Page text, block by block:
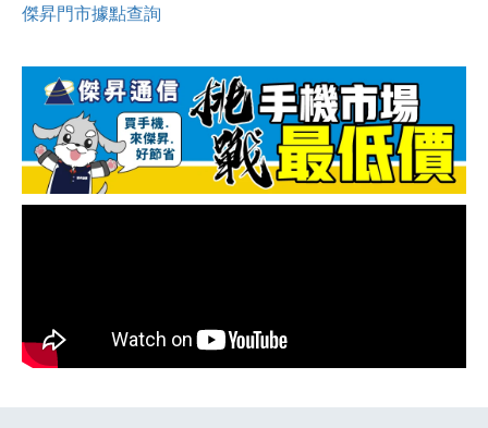
傑昇門市據點查詢